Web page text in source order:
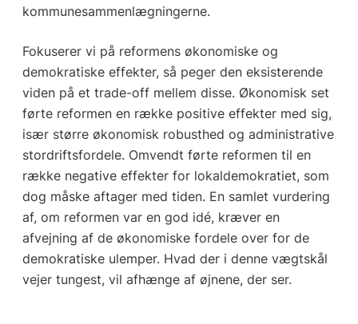
kommunesammenlægningerne.
Fokuserer vi på reformens økonomiske og
demokratiske effekter, så peger den eksisterende
viden på et trade-off mellem disse. Økonomisk set
førte reformen en række positive effekter med sig,
især større økonomisk robusthed og administrative
stordriftsfordele. Omvendt førte reformen til en
række negative effekter for lokaldemokratiet, som
dog måske aftager med tiden. En samlet vurdering
af, om reformen var en god idé, kræver en
afvejning af de økonomiske fordele over for de
demokratiske ulemper. Hvad der i denne vægtskål
vejer tungest, vil afhænge af øjnene, der ser.